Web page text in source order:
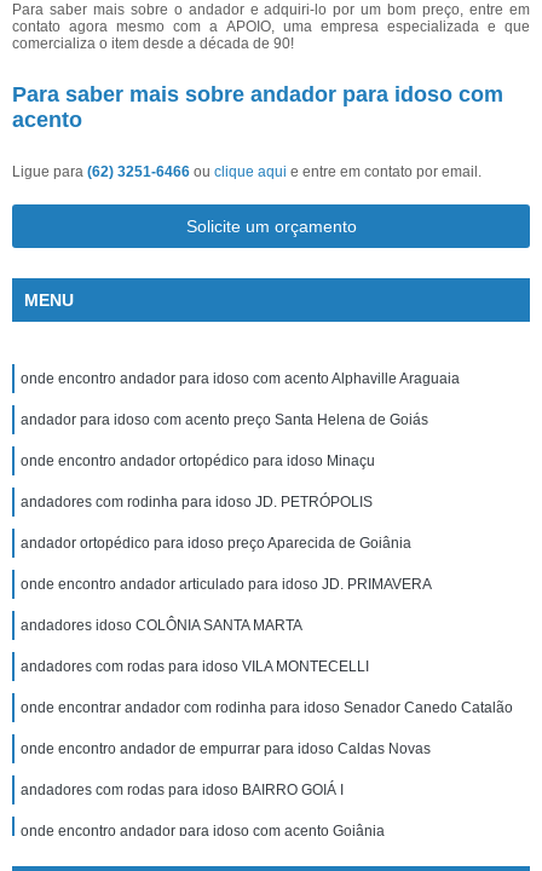
Para saber mais sobre o andador e adquiri-lo por um bom preço, entre em
contato agora mesmo com a APOIO, uma empresa especializada e que
comercializa o item desde a década de 90!
Para saber mais sobre andador para idoso com
acento
Ligue para (62) 3251-6466 ou clique aqui e entre em contato por email.
Solicite um orçamento
MENU
onde encontro andador para idoso com acento Alphaville Araguaia
andador para idoso com acento preço Santa Helena de Goiás
onde encontro andador ortopédico para idoso Minaçu
andadores com rodinha para idoso JD. PETRÓPOLIS
andador ortopédico para idoso preço Aparecida de Goiânia
onde encontro andador articulado para idoso JD. PRIMAVERA
andadores idoso COLÔNIA SANTA MARTA
andadores com rodas para idoso VILA MONTECELLI
onde encontrar andador com rodinha para idoso Senador Canedo Catalão
onde encontro andador de empurrar para idoso Caldas Novas
andadores com rodas para idoso BAIRRO GOIÁ I
onde encontro andador para idoso com acento Goiânia